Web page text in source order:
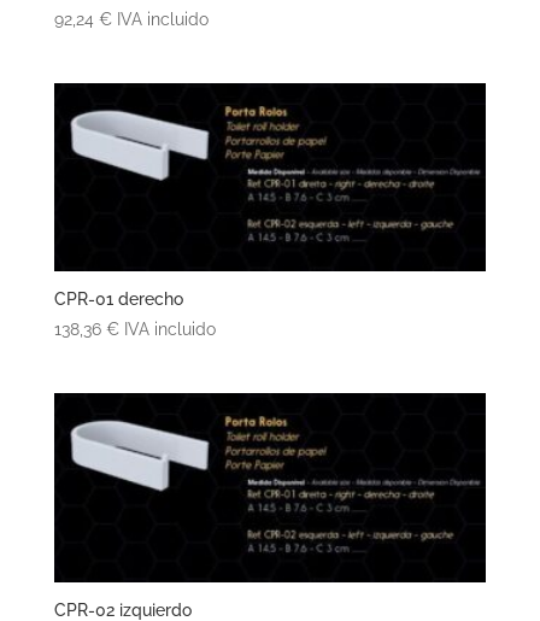
92,24 € IVA incluido
CPR-01 derecho
138,36 € IVA incluido
CPR-02 izquierdo